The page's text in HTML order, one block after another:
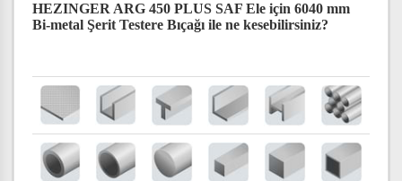
HEZINGER ARG 450 PLUS SAF Ele için 6040 mm
Bi-metal Şerit Testere Bıçağı ile ne kesebilirsiniz?